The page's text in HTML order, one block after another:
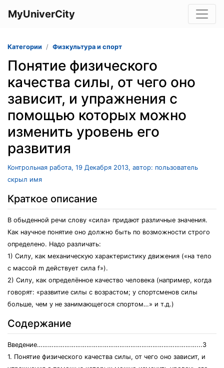
MyUniverCity
Категории Физкультура и спорт
Понятие физического
качества силы, от чего оно
зависит, и упражнения с
помощью которых можно
изменить уровень его
развития
Контрольная работа, 19 Декабря 2013, автор: пользователь
скрыл имя
Краткое описание
В обыденной речи слову «сила» придают различные значения.
Как научное понятие оно должно быть по возможности строго
определено. Надо различать:
1) Силу, как механическую характеристику движения («на тело
с массой m действует сила f»).
2) Силу, как определённое качество человека (например, когда
говорят: «развитие силы с возрастом; у спортсменов силы
больше, чем у не занимающегося спортом…» и т.д.)
Содержание
Введение……………………………………………………………………………...3
1. Понятие физического качества силы, от чего оно зависит, и